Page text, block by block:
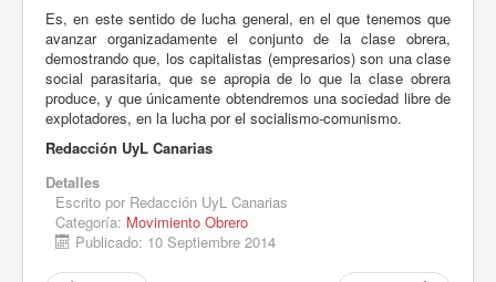
Es, en este sentido de lucha general, en el que tenemos que
avanzar organizadamente el conjunto de la clase obrera,
demostrando que, los capitalistas (empresarios) son una clase
social parasitaria, que se apropia de lo que la clase obrera
produce, y que únicamente obtendremos una sociedad libre de
explotadores, en la lucha por el socialismo-comunismo.
Redacción UyL Canarias
Detalles
Escrito por Redacción UyL Canarias
Categoría: Movimiento Obrero
Publicado: 10 Septiembre 2014